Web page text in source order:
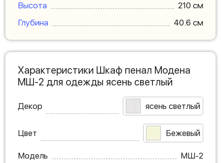
Высота
210 см
Глубина
40.6 см
Характеристики Шкаф пенал Модена
МШ-2 для одежды ясень светлый
Декор ясень светлый
Цвет Бежевый
Модель
МШ-2